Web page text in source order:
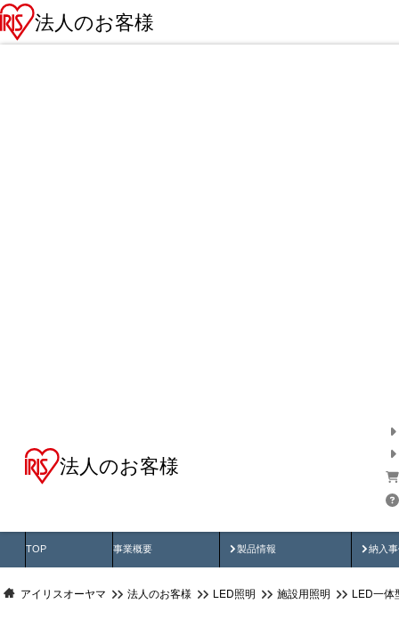
法人のお客様
法人のお客様
TOP 事業概要 製品情報
製品動画 納入
納
アイリスオーヤマ 法人のお客様 LED照明 施設用照明 LED一体